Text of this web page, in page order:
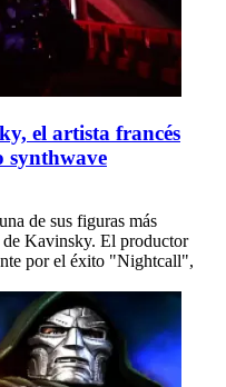
el artista francés
synthwave
de sus figuras más
Kavinsky. El productor
por el éxito "Nightcall",